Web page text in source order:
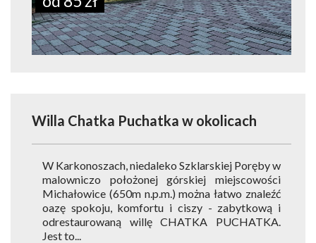
Willa Chatka Puchatka w okolicach
W Karkonoszach, niedaleko Szklarskiej Poręby w
malowniczo położonej górskiej miejscowości
Michałowice (650m n.p.m.) można łatwo znaleźć
oazę spokoju, komfortu i ciszy - zabytkową i
odrestaurowaną willę CHATKA PUCHATKA.
Jest to...